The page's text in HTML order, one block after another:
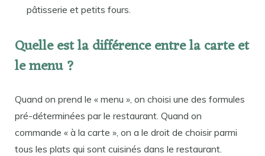
pâtisserie et petits fours.
Quelle est la différence entre la carte et
le menu ?
Quand on prend le « menu », on choisi une des formules
pré-déterminées par le restaurant. Quand on
commande « à la carte », on a le droit de choisir parmi
tous les plats qui sont cuisinés dans le restaurant.